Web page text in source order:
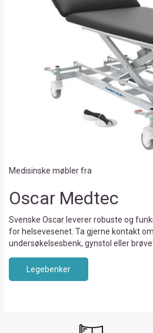
Medisinske møbler fra
Oscar Medtec
Svenske Oscar leverer robuste og
for helsevesenet. Ta gjerne kontakt
undersøkelsesbenk, gynstol eller
Legebenker